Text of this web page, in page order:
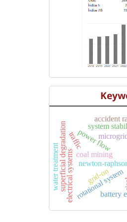
power flow
newton-
system
electrical systems coal mining
rotational system
superficial degradation
battery
grid-on
accident
traffic
water treatment